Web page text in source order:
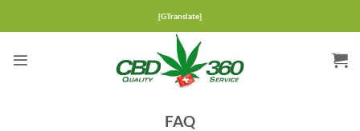
[GTranslate]
FAQ